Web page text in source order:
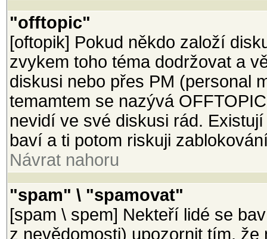
"offtopic"
[oftopik] Pokud někdo založí
zvykem toho téma dodržovat a
diskusi nebo přes PM (personal
temamtem se nazývá
nevidí ve své diskusi rád.
baví a ti potom riskuji
Návrat nahoru
"spam" \ "spamovat"
[spam \ spem] Nekteří lidé se
z nevědomosti) upozornit tím,